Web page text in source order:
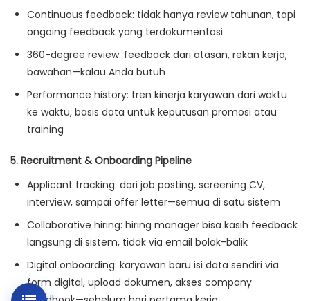
Continuous feedback: tidak hanya review tahunan, tapi
ongoing feedback yang terdokumentasi
360-degree review: feedback dari atasan, rekan kerja,
bawahan—kalau Anda butuh
Performance history: tren kinerja karyawan dari waktu
ke waktu, basis data untuk keputusan promosi atau
training
5. Recruitment & Onboarding Pipeline
Applicant tracking: dari job posting, screening CV,
interview, sampai offer letter—semua di satu sistem
Collaborative hiring: hiring manager bisa kasih feedback
langsung di sistem, tidak via email bolak-balik
Digital onboarding: karyawan baru isi data sendiri via
form digital, upload dokumen, akses company